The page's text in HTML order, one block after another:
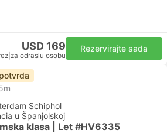
USD 169
za odraslu osobu
Rezervirajte sada
Schiphol
u Španjolskoj
klasa | Let #HV6335